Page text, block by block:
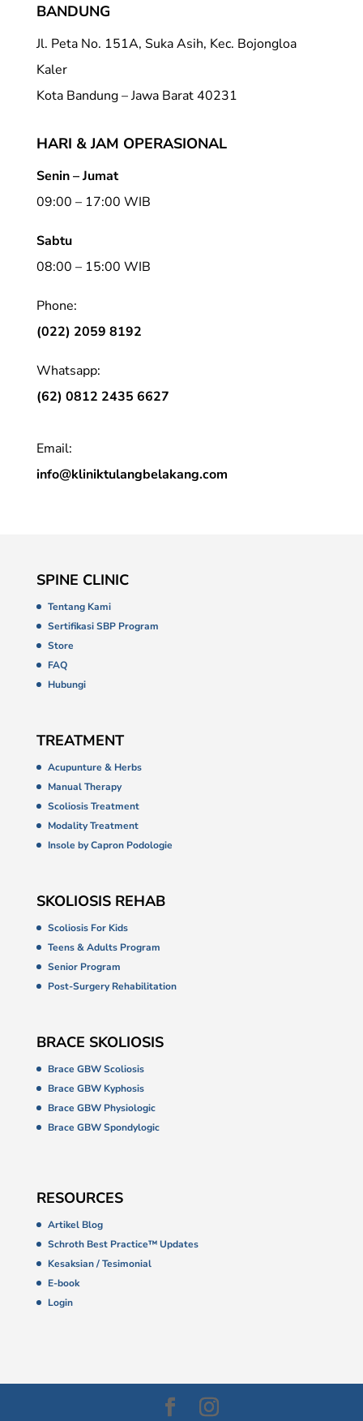
BANDUNG
Jl. Peta No. 151A, Suka Asih, Kec. Bojongloa
Kaler
Kota Bandung – Jawa Barat 40231
HARI & JAM OPERASIONAL
Senin – Jumat
09:00 – 17:00 WIB
Sabtu
08:00 – 15:00 WIB
Phone:
(022) 2059 8192
Whatsapp:
(62) 0812 2435 6627
Email:
info@kliniktulangbelakang.com
SPINE CLINIC
Tentang Kami
Sertifikasi SBP Program
Store
FAQ
Hubungi
TREATMENT
Acupunture & Herbs
Manual Therapy
Scoliosis Treatment
Modality Treatment
Insole by Capron Podologie
SKOLIOSIS REHAB
Scoliosis For Kids
Teens & Adults Program
Senior Program
Post-Surgery Rehabilitation
BRACE SKOLIOSIS
Brace GBW Scoliosis
Brace GBW Kyphosis
Brace GBW Physiologic
Brace GBW Spondylogic
RESOURCES
Artikel Blog
Schroth Best Practice™ Updates
Kesaksian / Tesimonial
E-book
Login